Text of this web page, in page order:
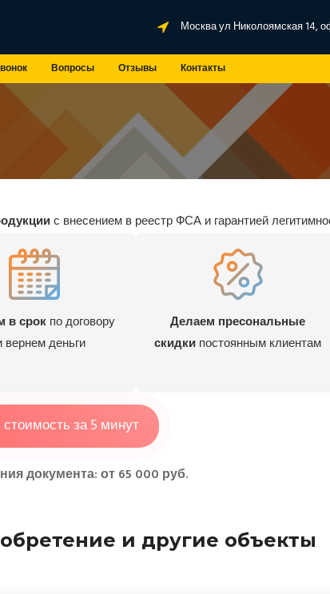
Москва ул Николоямская 14,
Вопросы Отзывы Контакты
с внесением в реестр ФСА и гарантией
в срок по договору
вернем деньги
Делаем пресональные
скидки постоянным клиентам
стоимость за 5 минут
документа: от 65 000 руб.
и другие объекты